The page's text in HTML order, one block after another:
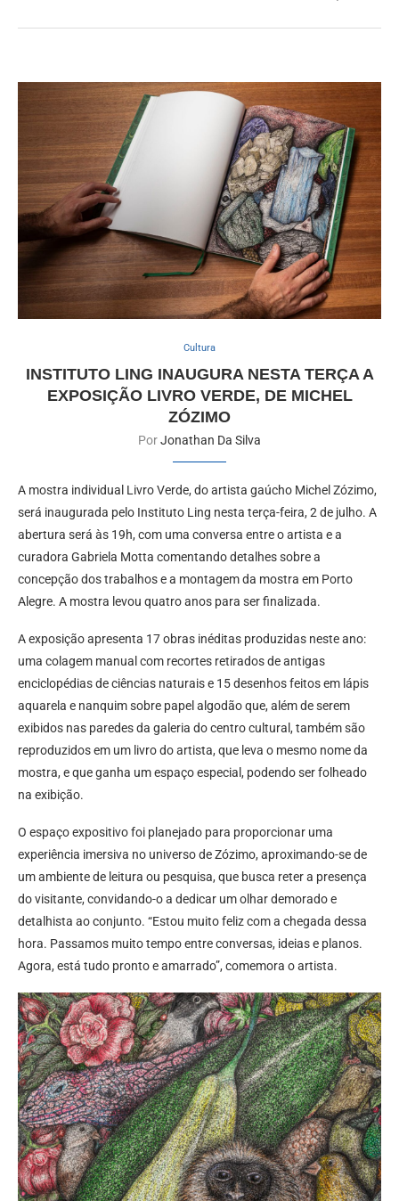
Cultura
INSTITUTO LING INAUGURA NESTA TERÇA A
EXPOSIÇÃO LIVRO VERDE, DE MICHEL
ZÓZIMO
PorJonathan Da Silva
A mostra individual Livro Verde, do artista gaúcho Michel Zózimo,
será inaugurada pelo Instituto Ling nesta terça-feira, 2 de julho. A
abertura será às 19h, com uma conversa entre o artista e a
curadora Gabriela Motta comentando detalhes sobre a
concepção dos trabalhos e a montagem da mostra em Porto
Alegre. A mostra levou quatro anos para ser finalizada.
A exposição apresenta 17 obras inéditas produzidas neste ano:
uma colagem manual com recortes retirados de antigas
enciclopédias de ciências naturais e 15 desenhos feitos em lápis
aquarela e nanquim sobre papel algodão que, além de serem
exibidos nas paredes da galeria do centro cultural, também são
reproduzidos em um livro do artista, que leva o mesmo nome da
mostra, e que ganha um espaço especial, podendo ser folheado
na exibição.
O espaço expositivo foi planejado para proporcionar uma
experiência imersiva no universo de Zózimo, aproximando-se de
um ambiente de leitura ou pesquisa, que busca reter a presença
do visitante, convidando-o a dedicar um olhar demorado e
detalhista ao conjunto. “Estou muito feliz com a chegada dessa
hora. Passamos muito tempo entre conversas, ideias e planos.
Agora, está tudo pronto e amarrado”, comemora o artista.